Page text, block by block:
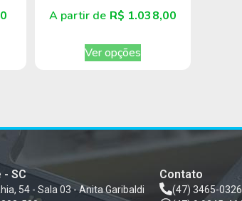
A partir de R$ 1.038,00
Ver opções
- SC
54 - Sala 03 - Anita Garibaldi
Contato
(47) 3465-0326